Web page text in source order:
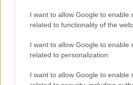
I want to allow Google to enable
related to functionality of the
I want to allow Google to enable
related to personalization.
I want to allow Google to enable
"Csak engedjenek át
jövünk!"
mtothorsi 2020. július 13.